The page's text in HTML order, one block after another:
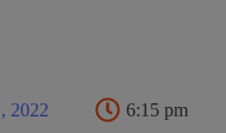
2022 6:15 pm